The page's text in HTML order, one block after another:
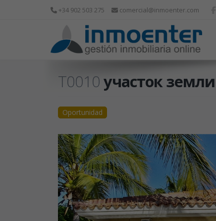
+34 902 503 275 comercial@inmoenter.com
T0010участок
Oportunidad